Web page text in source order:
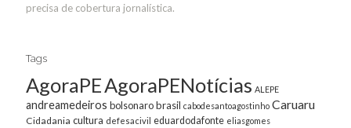
precisa de cobertura jornalística.
Tags
AgoraPEAgoraPENotícias ALEPE
andreamedeiros bolsonarobrasil cabodesantoagostinho Caruaru
Cidadania cultura defesacivil eduardodafonte eliasgomes